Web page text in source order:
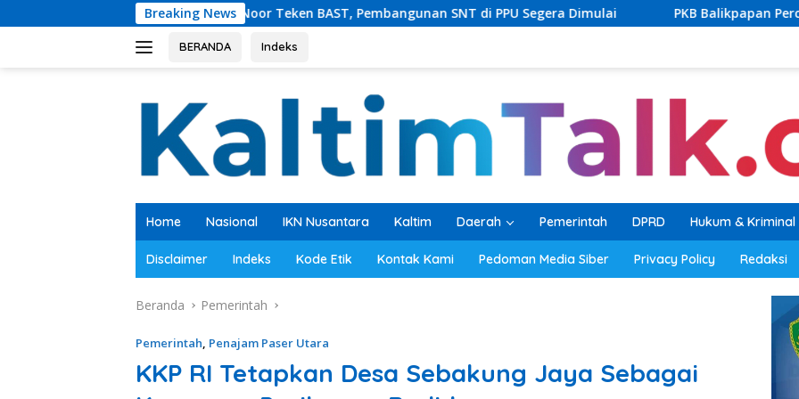
ke
Breaking News
Mudyat Noor Teken BAST, Pembangunan SNT di PPU Segera Dimulai PKB Balikpapan Percepat Regenerasi,
BERANDA Indeks
Home Nasional IKN Nusantara Kaltim Daerah Pemerintah DPRD Hukum & Kriminal
Disclaimer Indeks Kode Etik Kontak Kami Pedoman Media Siber Privacy Policy Redaksi
Beranda Pemerintah
Pemerintah, Penajam Paser Utara
KKP RI Tetapkan Desa Sebakung Jaya Sebagai